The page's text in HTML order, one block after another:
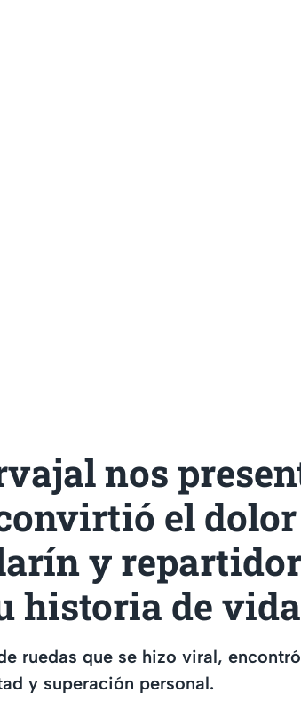
nos
el
y
historia de vida
ruedas que se hizo viral,
y superación personal.